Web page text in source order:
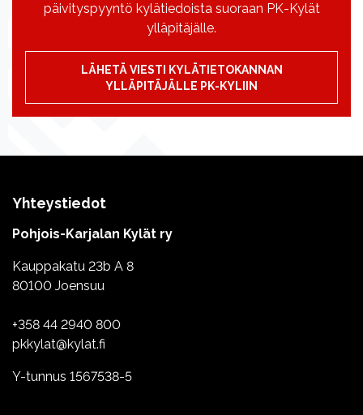
päivityspyyntö kylätiedoista suoraan PK-Kylät
ylläpitäjälle.
LÄHETÄ VIESTI KYLÄTIETOKANNAN
YLLÄPITÄJÄLLE PK-KYLIIN
Yhteystiedot
Pohjois-Karjalan Kylät ry
Kauppakatu 23b A 8
80100 Joensuu
+358 44 2940 800
pkkylat@kylat.fi
Y-tunnus 1567538-5